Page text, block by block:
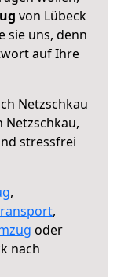
von Lübeck
sie uns, denn
auf Ihre
Netzschkau
Netzschkau,
stressfrei
,
,
oder
nach